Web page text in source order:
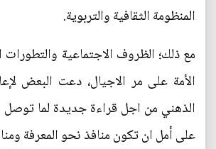
المنظومة الثقافية والتربوية.
مع ذلك؛ الظروف الاجتماعية والتطورات
الأمة على مر الاجيال، دعت البعض
الذهني من اجل قراءة جديدة لما توصل
على أمل ان تكون منافذ نحو المعرفة